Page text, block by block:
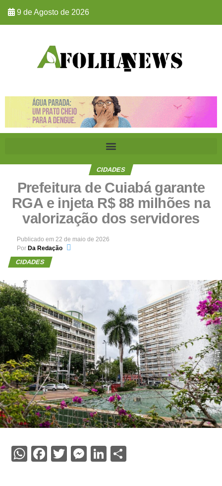
9 de Agosto de 2026
CIDADES
Prefeitura de Cuiabá garante
RGA e injeta R$ 88 milhões na
valorização dos servidores
Publicado em 22 de maio de 2026
Por Da Redação
CIDADES
WhatsApp
Facebook
TwitterMessenger
LinkedIn